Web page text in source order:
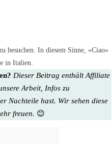
besuchen. In diesem Sinne, «Ciao»
in Italien.
Dieser Beitrag enthält Affiliate
Arbeit, Infos zu
Nachteile hast. Wir sehen diese
freuen. 😊